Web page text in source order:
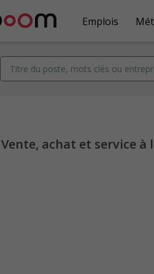
Emplois
Vente, achat et service à